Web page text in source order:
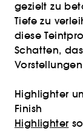
gezielt zu
Tiefe zu
diese
Schatten,
Highlighter
Finish
Highlighter